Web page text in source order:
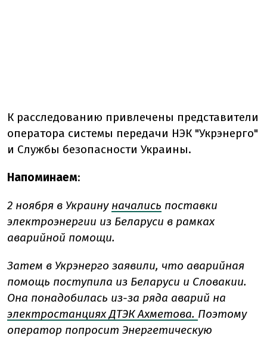
К расследованию привлечены представители
оператора системы передачи НЭК "Укрэнерго"
и Службы безопасности Украины.
Напоминаем:
2 ноября в Украину начались поставки
электроэнергии из Беларуси в рамках
аварийной помощи.
Затем в Укрэнерго заявили, что аварийная
помощь поступила из Беларуси и Словакии.
Она понадобилась из-за ряда аварий на
электростанциях ДТЭК Ахметова. Поэтому
оператор попросит Энергетическую